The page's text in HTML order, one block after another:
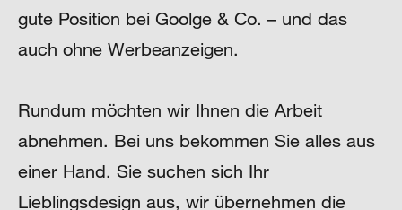
gute Position bei Goolge & Co. – und das
auch ohne Werbeanzeigen.
Rundum möchten wir Ihnen die Arbeit
abnehmen. Bei uns bekommen Sie alles aus
einer Hand. Sie suchen sich Ihr
Lieblingsdesign aus, wir übernehmen die